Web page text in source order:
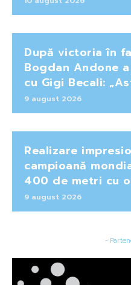
După victoria în
Bogdan Andone
cu Gigi Becali:
9 august 2026
Realizare
campioană
400 de metri cu
9 august 2026
-